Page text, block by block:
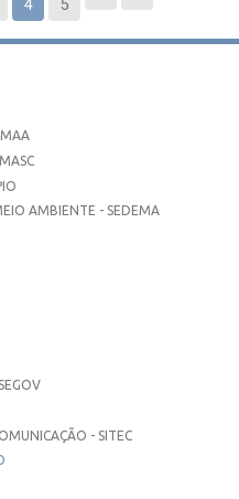
4 5
AMBIENTE - SEDEMA
- SITEC